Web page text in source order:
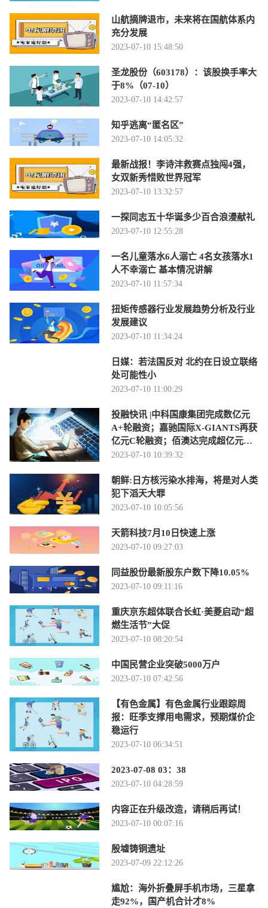
山航摘牌退市，未来将在国航体系内
充分发展
2023-07-10 15:48:50
圣龙股份（603178）：该股换手率大
于8%（07-10）
2023-07-10 14:42:57
知乎逃离“匿名区”
2023-07-10 14:05:32
最新战报！李诗沣救赛点独闯4强，
女双新秀惜败世界冠军
2023-07-10 13:32:57
一探同志五十华诞多少百合浪漫献礼
2023-07-10 12:55:28
一名儿童落水6人溺亡 4名女孩落水1
人不幸溺亡 基本情况讲解
2023-07-10 11:57:34
扭矩传感器行业发展趋势分析及行业
发展建议
2023-07-10 11:34:24
日媒：若法国反对 北约在日设立联络
处可能性小
2023-07-10 11:00:29
投融快讯 |中科国康集团完成数亿元
A+轮融资；嘉驰国际X-GIANTS再获
亿元C轮融资；佰澳达完成超亿元新
一轮融资
2023-07-10 10:39:32
朝鲜:日方核污染水排海，将是对人类
犯下滔天大罪
2023-07-10 10:05:56
天箭科技7月10日快速上涨
2023-07-10 09:27:03
同益股份最新股东户数下降10.05%
2023-07-10 09:11:16
重庆京东超体联合长虹·美菱启动“超
燃生活节”大促
2023-07-10 08:20:54
中国民营企业突破5000万户
2023-07-10 07:42:56
【有色金属】有色金属行业跟踪周
报：旺季支撑用电需求，预期煤价企
稳运行
2023-07-10 06:34:51
2023-07-08 03：38
2023-07-10 04:28:59
内容正在升级改造，请稍后再试！
2023-07-10 00:07:16
殷墟铸铜遗址
2023-07-09 22:12:26
尴尬：海外折叠屏手机市场，三星拿
走92%，国产机合计才8%